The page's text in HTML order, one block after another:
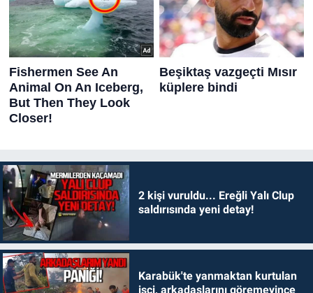
2 kişi vuruldu... Ereğli Yalı Clup
saldırısında yeni detay!
Karabük'te yanmaktan kurtulan
işçi, arkadaşlarını göremeyince